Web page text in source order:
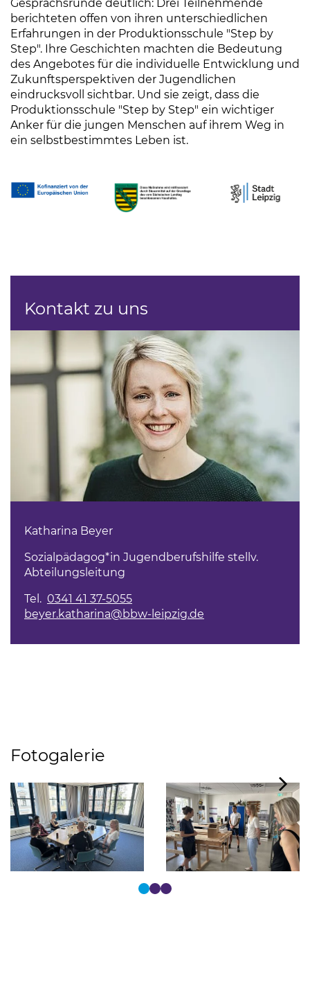
Gesprächsrunde deutlich: Drei Teilnehmende
berichteten offen von ihren unterschiedlichen
Erfahrungen in der Produktionsschule "Step by
Step". Ihre Geschichten machten die Bedeutung
des Angebotes für die individuelle Entwicklung und
Zukunftsperspektiven der Jugendlichen
eindrucksvoll sichtbar. Und sie zeigt, dass die
Produktionsschule "Step by Step" ein wichtiger
Anker für die jungen Menschen auf ihrem Weg in
ein selbstbestimmtes Leben ist.
(Link öffnet einen neuen Tab)
Kontakt zu uns
Katharina Beyer
Sozialpädagog*in Jugendberufshilfe stellv.
Abteilungsleitung
Tel. 0341 41 37-5055
beyer.katharina@bbw-leipzig.de
Fotogalerie